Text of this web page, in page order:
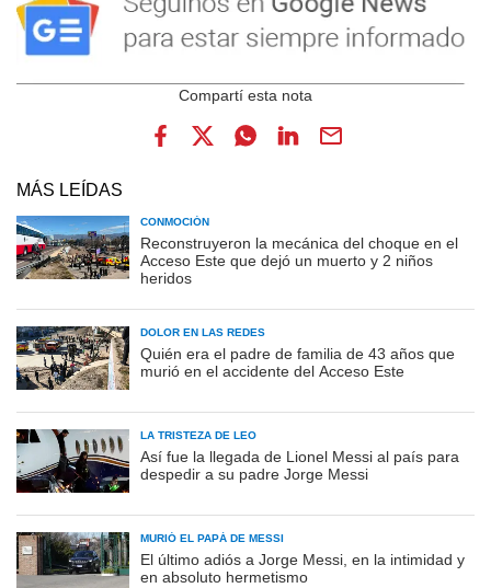
MÁS LEÍDAS
CONMOCIÓN
Reconstruyeron la mecánica del choque en el
Acceso Este que dejó un muerto y 2 niños
heridos
DOLOR EN LAS REDES
Quién era el padre de familia de 43 años que
murió en el accidente del Acceso Este
LA TRISTEZA DE LEO
Así fue la llegada de Lionel Messi al país para
despedir a su padre Jorge Messi
MURIÓ EL PAPÁ DE MESSI
El último adiós a Jorge Messi, en la intimidad y
en absoluto hermetismo